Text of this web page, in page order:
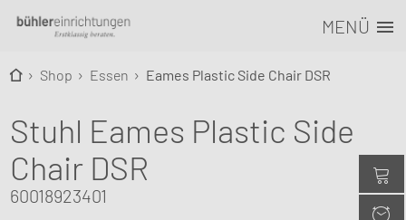
MENÜ
Shop Essen Eames Plastic Side Chair DSR
Stuhl Eames Plastic Side
Chair DSR
60018923401